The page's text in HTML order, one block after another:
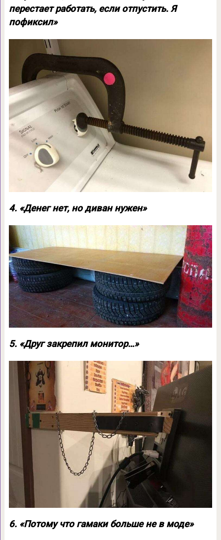
перестает работать, если отпустить. Я
пофиксил»
4. «Денег нет, но диван нужен»
5. «Друг закрепил монитор…»
6. «Потому что гамаки больше не в моде»